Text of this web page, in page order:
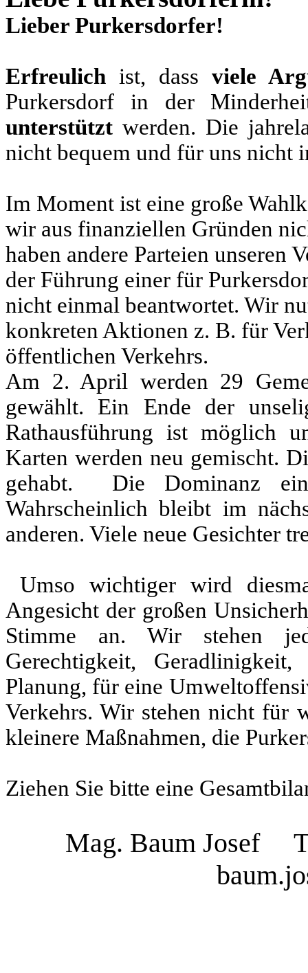
Lieber Purkersdorfer!
Erfreulich ist, dass viele
Purkersdorf in der
unterstützt werden. Die
nicht bequem und für uns nicht
Im Moment ist eine große
wir aus finanziellen Gründen
haben andere Parteien unseren
der Führung einer für
nicht einmal beantwortet. Wir
konkreten Aktionen z. B. für
öffentlichen Verkehrs.
Am 2. April werden 29
gewählt. Ein Ende der
Rathausführung ist möglich
Karten werden neu gemischt.
gehabt.
Die Dominanz
Wahrscheinlich bleibt im
anderen. Viele neue Gesichter
Umso wichtiger wird
Angesicht der großen
Stimme an. Wir stehen
Gerechtigkeit,
Planung, für eine
Verkehrs. Wir stehen nicht für
kleinere Maßnahmen, die
Ziehen Sie bitte eine
Mag. Baum Josef